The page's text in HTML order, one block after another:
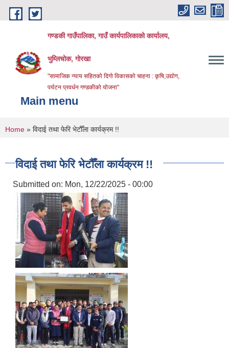
Skip to main content
गण्डकी गाउँपालिका, गाउँ कार्यपालिकाको कार्यालय,
भुम्लिचोक, गोरखा
"सामाजिक न्याय सहितको दिगो विकासको चाहना : कृषि,उद्योग,
पर्यटन प्रवर्धन गण्डकीको योजना"
Main menu
You are here
Home » विदाई तथा फेरि भेटौँला कार्यक्रम !!
विदाई तथा फेरि भेटौँला कार्यक्रम !!
Submitted on: Mon, 12/22/2025 - 00:00